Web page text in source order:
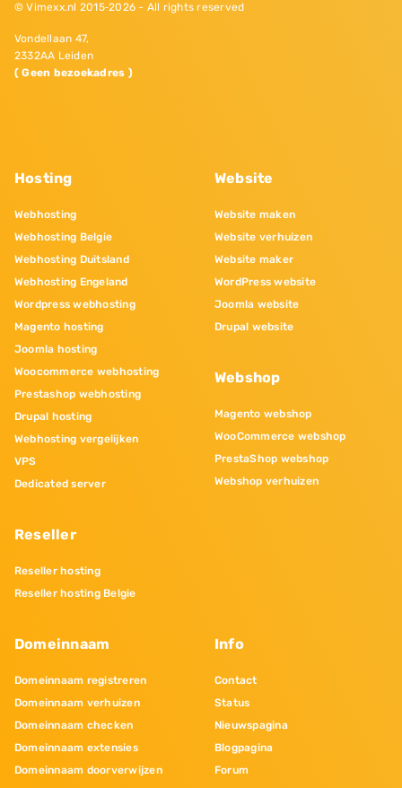
© Vimexx.nl 2015‐2026 - All rights reserved
Vondellaan 47,
2332AA Leiden
( Geen bezoekadres )
Hosting
Webhosting
Webhosting Belgie
Webhosting Duitsland
Webhosting Engeland
Wordpress webhosting
Magento hosting
Joomla hosting
Woocommerce webhosting
Prestashop webhosting
Drupal hosting
Webhosting vergelijken
VPS
Dedicated server
Reseller
Reseller hosting
Reseller hosting Belgie
Website
Website maken
Website verhuizen
Website maker
WordPress website
Joomla website
Drupal website
Webshop
Magento webshop
WooCommerce webshop
PrestaShop webshop
Webshop verhuizen
Domeinnaam
Domeinnaam registreren
Domeinnaam verhuizen
Domeinnaam checken
Domeinnaam extensies
Domeinnaam doorverwijzen
Info
Contact
Status
Nieuwspagina
Blogpagina
Forum